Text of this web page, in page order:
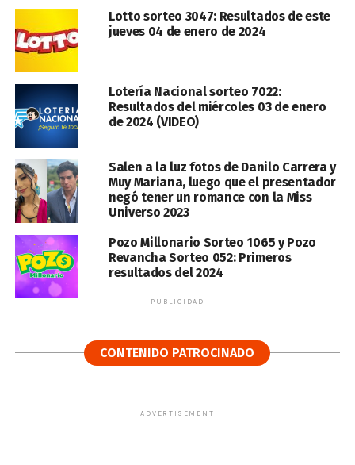
Lotto sorteo 3047: Resultados de este
jueves 04 de enero de 2024
Lotería Nacional sorteo 7022:
Resultados del miércoles 03 de enero
de 2024 (VIDEO)
Salen a la luz fotos de Danilo Carrera y
Muy Mariana, luego que el presentador
negó tener un romance con la Miss
Universo 2023
Pozo Millonario Sorteo 1065 y Pozo
Revancha Sorteo 052: Primeros
resultados del 2024
PUBLICIDAD
CONTENIDO PATROCINADO
ADVERTISEMENT